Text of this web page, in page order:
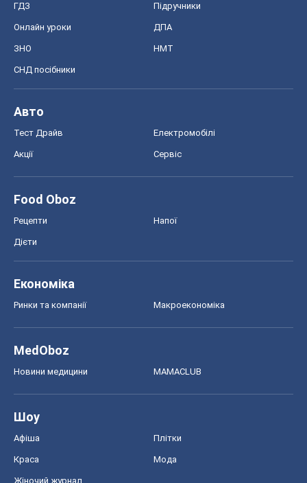
ГДЗ Підручники
Онлайн уроки ДПА
ЗНО НМТ
СНД посібники
Авто
Тест Драйв Електромобілі
Акції Сервіс
Food Oboz
Рецепти Напої
Дієти
Економіка
Ринки та компанії Макроекономіка
MedOboz
Новини медицини MAMACLUB
Шоу
Афіша Плітки
Краса Мода
Жіночий журнал